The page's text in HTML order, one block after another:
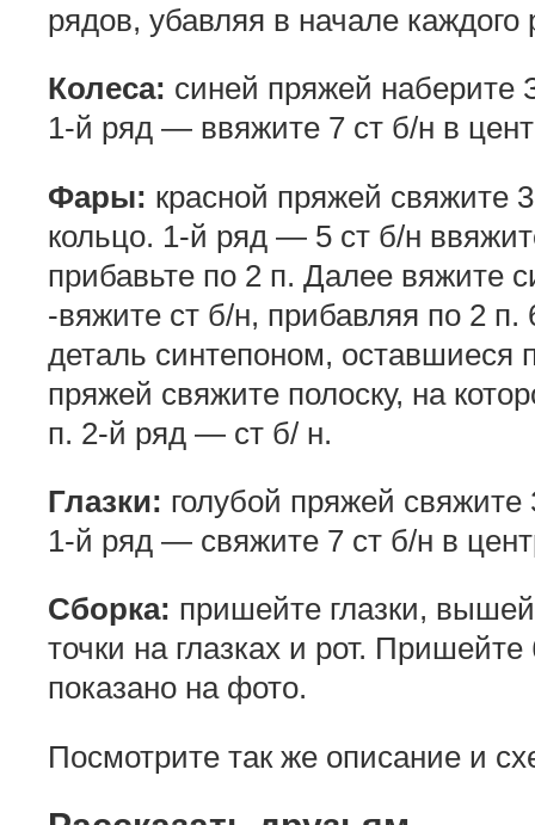
рядов, убавляя в начале каждого
Колеса: синей пряжей наберите
1-й ряд — ввяжите 7 ст б/н в
Фары: красной пряжей свяжите
кольцо. 1-й ряд — 5 ст б/н
прибавьте по 2 п. Далее вяжите
-вяжите ст б/н, прибавляя по 2
деталь синтепоном, оставшиеся
пряжей свяжите полоску, на
п. 2-й ряд — ст б/ н.
Глазки: голубой пряжей
1-й ряд — свяжите 7 ст б/н в
Сборка: пришейте глазки,
точки на глазках и рот.
показано на фото.
Посмотрите так же описание и